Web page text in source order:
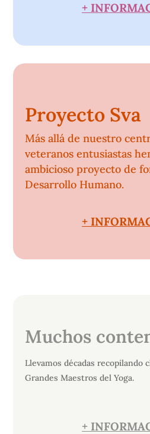
+
Proyecto Sva
Más allá de nuestro
veteranos entusiastas
ambicioso proyecto de
Desarrollo Humano.
+
Muchos
Llevamos décadas recopilando
Grandes Maestros del Yoga.
+